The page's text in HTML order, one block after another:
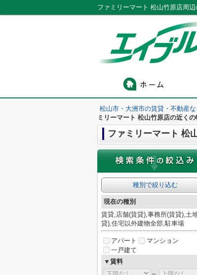
ファミリーマート 松山竹原店周
松山市・大洲市の賃貸・不動産
ミリーマート 松山竹原店の近くの
ファミリーマート 松
種別で絞り込む
現在の種別
賃貸,店舗(賃貸),事務所(賃貸),土
貸),住宅以外建物全部,駐車場
アパート
マンション
一戸建て
▼賃料